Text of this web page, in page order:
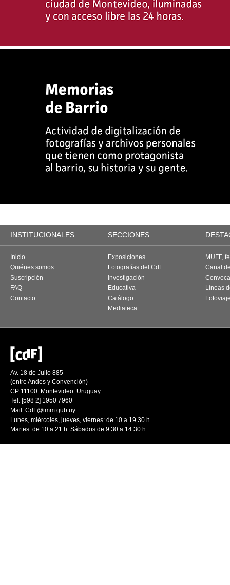
INSTITUCIONALES SECCIONES
Inicio
Quiénes somos
Suscripción
FAQ
Contacto
Exposiciones
Fotografías del CdF
Investigación
Educativa
Catálogo
Mediateca
MUFF,
Canal
Líneas
Av. 18 de Julio 885
(entre Andes y Convención)
CP 11100. Montevideo. Uruguay
Tel: [598 2] 1950 7960
Mail: CdF@imm.gub.uy
Lunes, miércoles, jueves, viernes: de 10 a 19.30 h.
Martes: de 10 a 21 h. Sábados de 9.30 a 14.30 h.